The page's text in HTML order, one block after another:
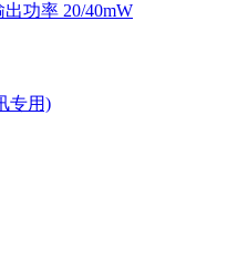
功率 20/40mW
专用)